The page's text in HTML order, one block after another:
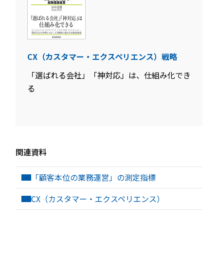
CX（カスタマー・エクスペリエンス）戦略
「選ばれる会社」「神対応」は、仕組み化でき
る
関連資料
「顧客本位の業務運営」の測定指標
CX（カスタマー・エクスペリエンス）